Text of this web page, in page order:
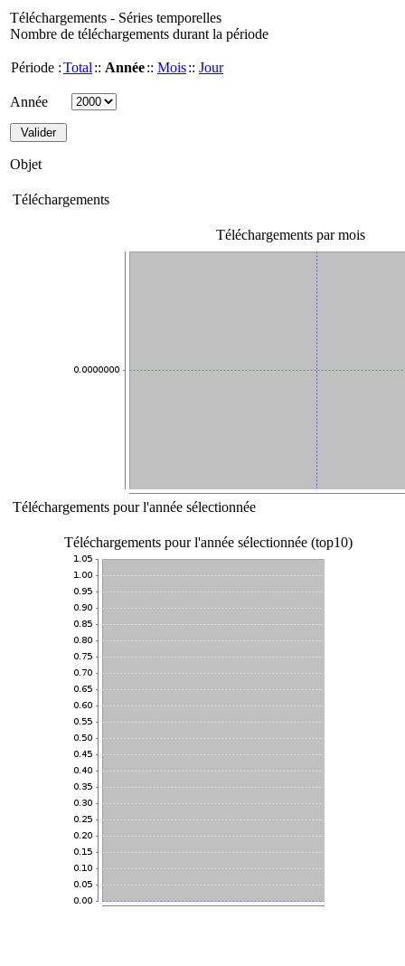
Téléchargements - Séries temporelles
Nombre de téléchargements durant la période
Période :Total :: Année:: Mois:: Jour
Année
Objet
Téléchargements
Téléchargements par mois
Téléchargements pour l'année sélectionnée
Téléchargements pour l'année sélectionnée (top10)